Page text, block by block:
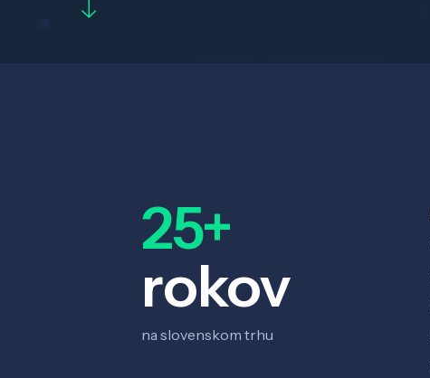
25+
rokov
na slovenskom trhu